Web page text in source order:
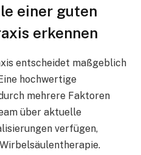
einer guten
erkennen
entscheidet maßgeblich
hochwertige
mehrere Faktoren
über aktuelle
verfügen,